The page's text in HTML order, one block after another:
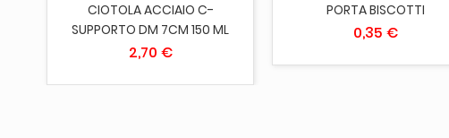
CIOTOLA ACCIAIO C-
SUPPORTO DM 7CM 150 ML
2,70 €
PORTA BISCOTTI
0,35 €